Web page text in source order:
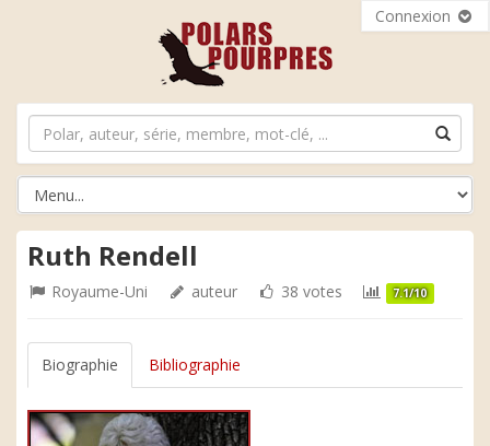
Connexion
Ruth Rendell
Royaume-Uni auteur 38 votes 7.1/10
Biographie Bibliographie